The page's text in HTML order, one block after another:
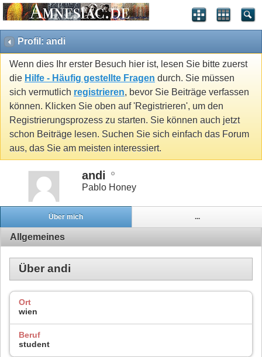
Profil: andi
Wenn dies Ihr erster Besuch hier ist, lesen Sie bitte zuerst
die Hilfe - Häufig gestellte Fragen durch. Sie müssen
sich vermutlich registrieren, bevor Sie Beiträge verfassen
können. Klicken Sie oben auf 'Registrieren', um den
Registrierungsprozess zu starten. Sie können auch jetzt
schon Beiträge lesen. Suchen Sie sich einfach das Forum
aus, das Sie am meisten interessiert.
andi
Pablo Honey
Über mich ...
Allgemeines
Über andi
Ort
wien
Beruf
student